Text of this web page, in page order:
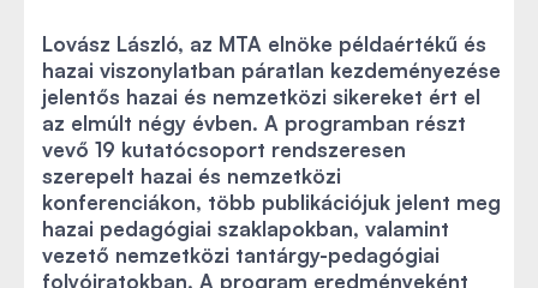
Lovász László, az MTA elnöke példaértékű és
hazai viszonylatban páratlan kezdeményezése
jelentős hazai és nemzetközi sikereket ért el
az elmúlt négy évben. A programban részt
vevő 19 kutatócsoport rendszeresen
szerepelt hazai és nemzetközi
konferenciákon, több publikációjuk jelent meg
hazai pedagógiai szaklapokban, valamint
vezető nemzetközi tantárgy-pedagógiai
folyóiratokban. A program eredményeként